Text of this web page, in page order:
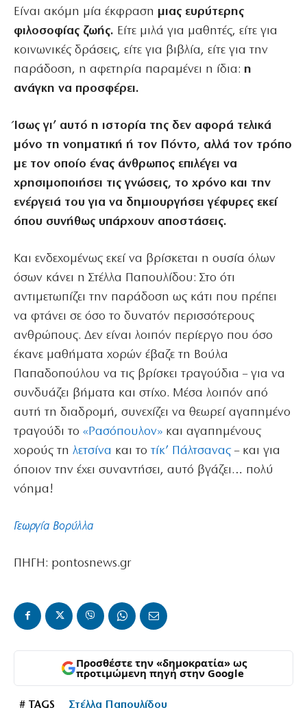
Είναι ακόμη μία έκφραση μιας ευρύτερης
φιλοσοφίας ζωής. Είτε μιλά για μαθητές, είτε για
κοινωνικές δράσεις, είτε για βιβλία, είτε για την
παράδοση, η αφετηρία παραμένει η ίδια: η
ανάγκη να προσφέρει.
Ίσως γι’ αυτό η ιστορία της δεν αφορά τελικά
μόνο τη νοηματική ή τον Πόντο, αλλά τον τρόπο
με τον οποίο ένας άνθρωπος επιλέγει να
χρησιμοποιήσει τις γνώσεις, το χρόνο και την
ενέργειά του για να δημιουργήσει γέφυρες εκεί
όπου συνήθως υπάρχουν αποστάσεις.
Και ενδεχομένως εκεί να βρίσκεται η ουσία όλων
όσων κάνει η Στέλλα Παπουλίδου: Στο ότι
αντιμετωπίζει την παράδοση ως κάτι που πρέπει
να φτάνει σε όσο το δυνατόν περισσότερους
ανθρώπους. Δεν είναι λοιπόν περίεργο που όσο
έκανε μαθήματα χορών έβαζε τη Βούλα
Παπαδοπούλου να τις βρίσκει τραγούδια – για να
συνδυάζει βήματα και στίχο. Μέσα λοιπόν από
αυτή τη διαδρομή, συνεχίζει να θεωρεί αγαπημένο
τραγούδι το «Ρασόπουλον» και αγαπημένους
χορούς τη λετσίνα και το τίκ’ Πάλτσανας– και για
όποιον την έχει συναντήσει, αυτό βγάζει… πολύ
νόημα!
Γεωργία Βορύλλα
ΠΗΓΗ: pontosnews.gr
Προσθέστε την «δημοκρατία» ως
προτιμώμενη πηγή στην Google
# TAGS Στέλλα Παπουλίδου